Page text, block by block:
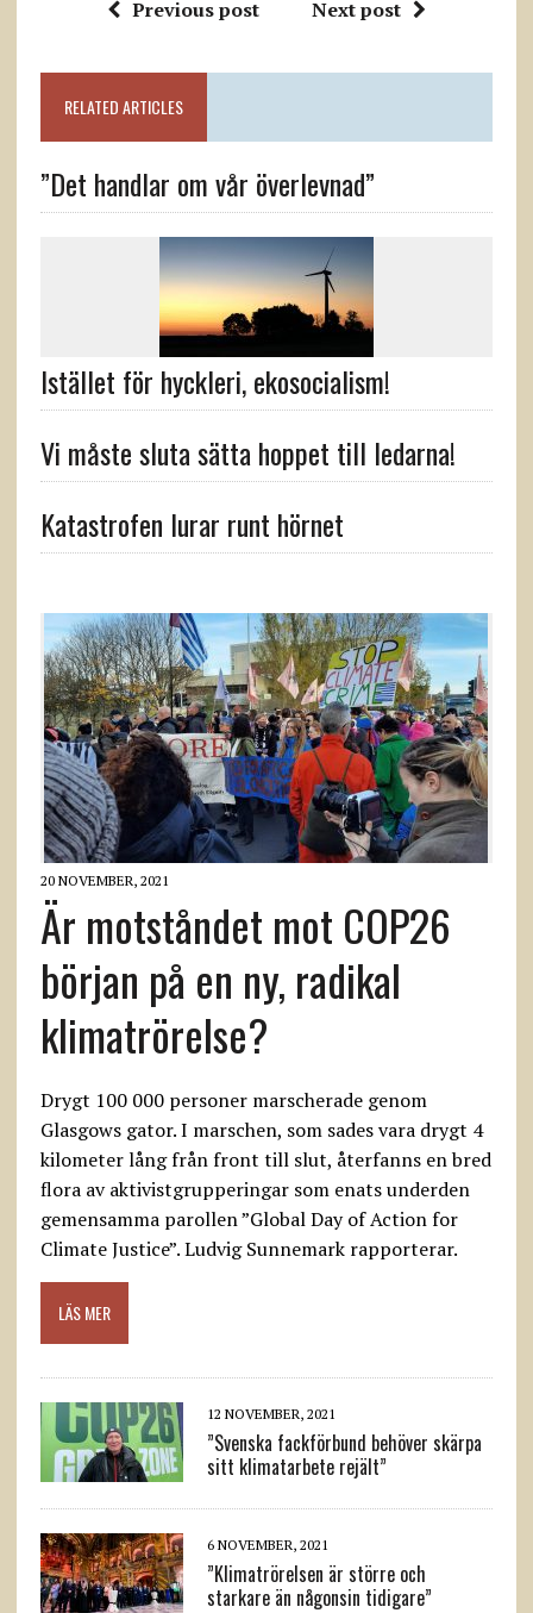
Previous post Next post
RELATED ARTICLES
”Det handlar om vår överlevnad”
Istället för hyckleri, ekosocialism!
Vi måste sluta sätta hoppet till ledarna!
Katastrofen lurar runt hörnet
20 NOVEMBER, 2021
Är motståndet mot COP26
början på en ny, radikal
klimatrörelse?
Drygt 100 000 personer marscherade genom
Glasgows gator. I marschen, som sades vara drygt 4
kilometer lång från front till slut, återfanns en bred
flora av aktivistgrupperingar som enats underden
gemensamma parollen ”Global Day of Action for
Climate Justice”. Ludvig Sunnemark rapporterar.
LÄS MER
12 NOVEMBER, 2021
”Svenska fackförbund behöver skärpa
sitt klimatarbete rejält”
6 NOVEMBER, 2021
”Klimatrörelsen är större och
starkare än någonsin tidigare”